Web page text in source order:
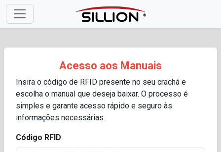
Acesso aos Manuais
Insira o código de RFID presente no seu crachá e
escolha o manual que deseja baixar. O processo é
simples e garante acesso rápido e seguro às
informações necessárias.
Código RFID